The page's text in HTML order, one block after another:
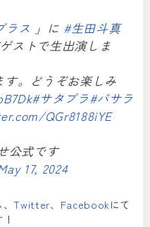
ラス 」に #生田斗真
ストで生出演しま
。どうぞお楽しみ
#サタプラ#バサラ
QGr8188iYE
公式です
17, 2024
、Twitter、 Facebookにて